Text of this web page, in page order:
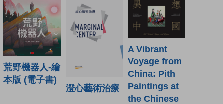
荒野機器人-繪
本版 (電子書)
澄心藝術治療
A Vibrant
Voyage from
China: Pith
Paintings at
the Chinese